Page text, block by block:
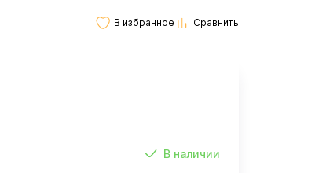
В наличии